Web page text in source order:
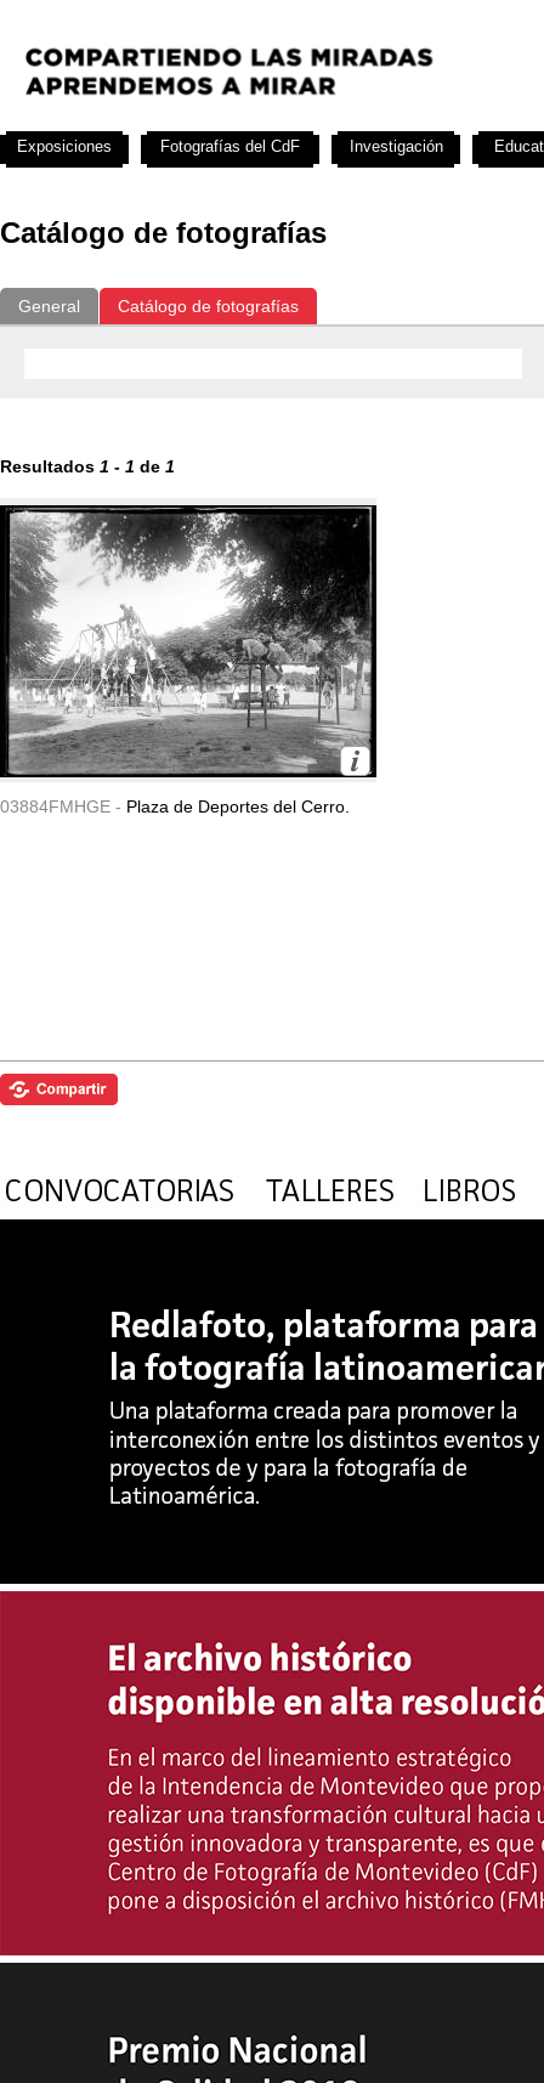
Catálogo de fotografías
General Catálogo de fotografías
Resultados 1 - 1 de 1
03884FMHGE - Plaza de Deportes del Cerro.
Exposiciones Fotografías del CdF Investigación